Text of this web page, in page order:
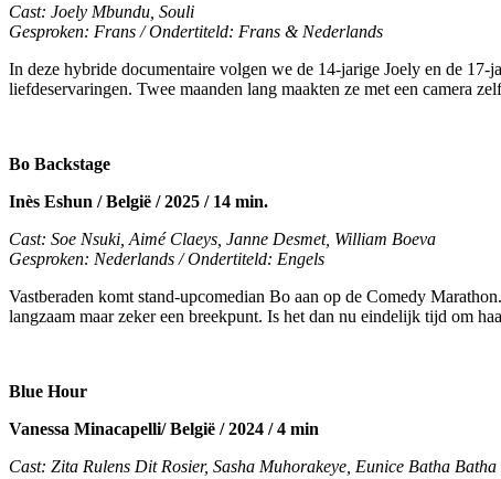
Cast: Joely Mbundu, Souli
Gesproken: Frans / Ondertiteld: Frans & Nederlands
In deze hybride documentaire volgen we de 14-jarige Joely en de 17-
liefdeservaringen. Twee maanden lang maakten ze met een camera
Bo Backstage
Inès Eshun / België / 2025 / 14 min.
Cast: Soe Nsuki, Aimé Claeys, Janne Desmet, William Boeva
Gesproken: Nederlands / Ondertiteld: Engels
Vastberaden komt stand-upcomedian Bo aan op de Comedy
langzaam maar zeker een breekpunt. Is het dan nu eindelijk tijd om
Blue Hour
Vanessa Minacapelli/ België / 2024 / 4 min
Cast: Zita Rulens Dit Rosier, Sasha Muhorakeye, Eunice Batha Batha